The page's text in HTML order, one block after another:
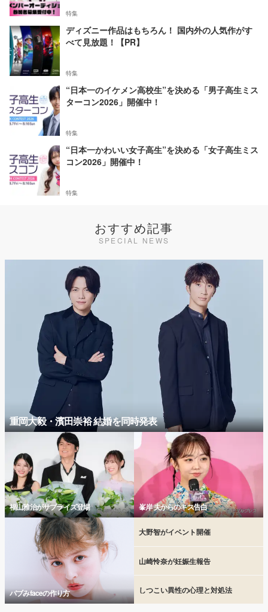
特集
ディズニー作品はもちろん！ 国内外の人気作がす
べて見放題！【PR】
特集
“日本一のイケメン高校生”を決める「男子高生ミス
ターコン2026」開催中！
特集
“日本一かわいい女子高生”を決める「女子高生ミス
コン2026」開催中！
特集
おすすめ記事
SPECIAL NEWS
重岡大毅・濱田崇裕 結婚を同時発表
福山雅治がサプライズ登場 峯岸 夫からのキス告白
バブみfaceの作り方
大野智がイベント開催
山崎怜奈が妊娠生報告
しつこい異性の心理と対処法